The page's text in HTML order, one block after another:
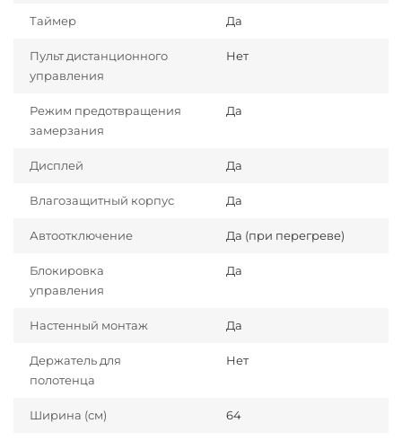
Таймер Да
Пульт дистанционного
управления
Нет
Режим предотвращения
замерзания
Да
Дисплей Да
Влагозащитный корпус Да
Автоотключение Да (при перегреве)
Блокировка
управления
Да
Настенный монтаж Да
Держатель для
полотенца
Нет
Ширина (см) 64